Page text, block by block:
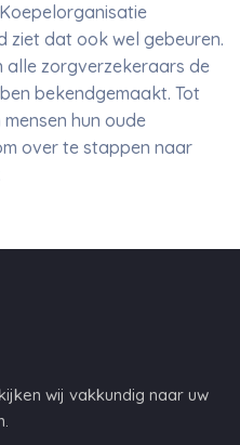
ziet dat ook wel gebeuren.
alle zorgverzekeraars de
bekendgemaakt. Tot
hun oude
over te stappen naar
wij vakkundig naar uw